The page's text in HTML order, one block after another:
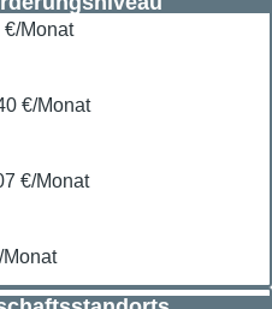
€/Monat
€/Monat
€/Monat